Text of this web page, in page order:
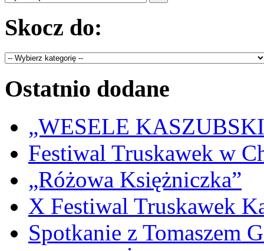
Skocz do:
Ostatnio dodane
„WESELE
Festiwal Truskawek w
„Różowa Księżniczka”
X Festiwal Truskawek
Spotkanie z Tomaszem